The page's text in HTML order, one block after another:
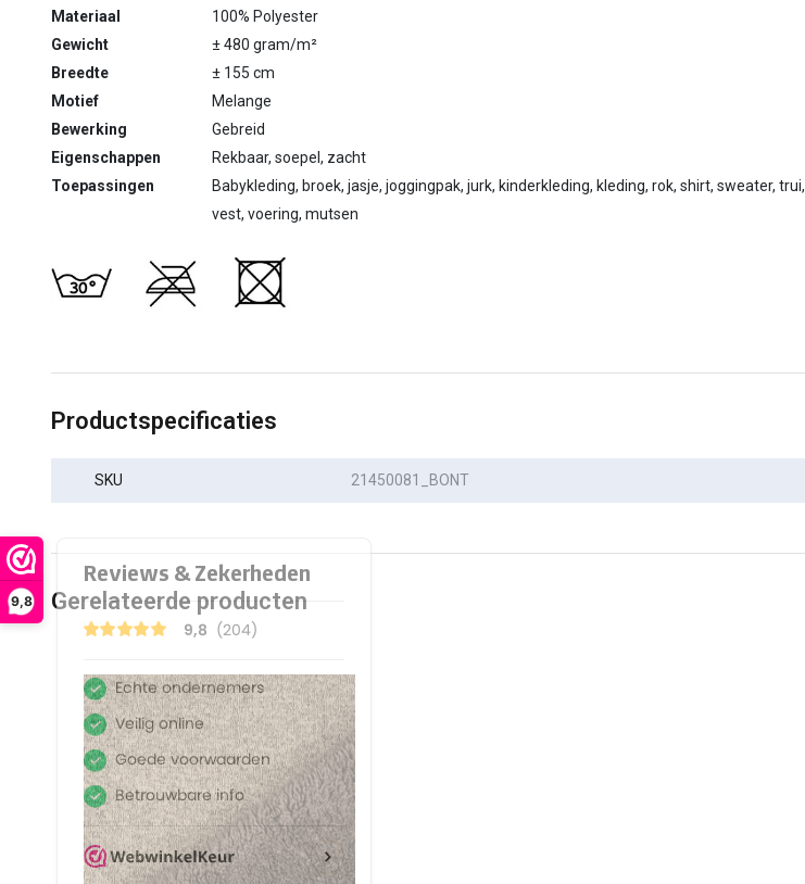
9,8
Materiaal
100% Polyester
Gewicht
± 480 gram/m²
Breedte
± 155 cm
Motief
Melange
Bewerking
Gebreid
Eigenschappen
Rekbaar, soepel, zacht
Toepassingen
Babykleding, broek, jasje, joggingpak, jurk, kinderkleding, kleding, rok, shirt, sweater, trui,
vest, voering, mutsen
Productspecificaties
SKU 21450081_BONT
Gerelateerde producten